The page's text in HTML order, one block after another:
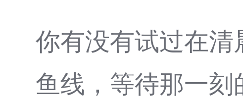
你有没有试过在
鱼线，等待那一